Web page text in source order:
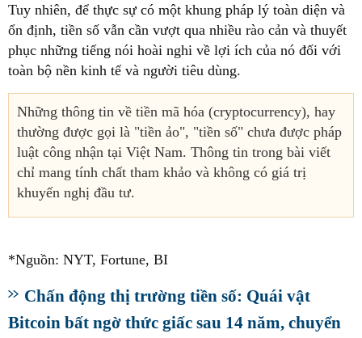
Tuy nhiên, để thực sự có một khung pháp lý toàn diện và
ổn định, tiền số vẫn cần vượt qua nhiều rào cản và thuyết
phục những tiếng nói hoài nghi về lợi ích của nó đối với
toàn bộ nền kinh tế và người tiêu dùng.
Những thông tin về tiền mã hóa (cryptocurrency), hay
thường được gọi là "tiền ảo", "tiền số" chưa được pháp
luật công nhận tại Việt Nam. Thông tin trong bài viết
chỉ mang tính chất tham khảo và không có giá trị
khuyến nghị đầu tư.
*Nguồn: NYT, Fortune, BI
Chấn động thị trường tiền số: Quái vật
Bitcoin bất ngờ thức giấc sau 14 năm, chuyển